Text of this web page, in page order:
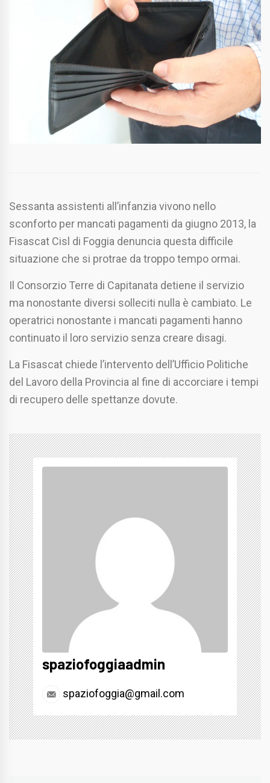
Sessanta assistenti all’infanzia vivono nello
sconforto per mancati pagamenti da giugno 2013, la
Fisascat Cisl di Foggia denuncia questa difficile
situazione che si protrae da troppo tempo ormai.
Il Consorzio Terre di Capitanata detiene il servizio
ma nonostante diversi solleciti nulla è cambiato. Le
operatrici nonostante i mancati pagamenti hanno
continuato il loro servizio senza creare disagi.
La Fisascat chiede l’intervento dell’Ufficio Politiche
del Lavoro della Provincia al fine di accorciare i tempi
di recupero delle spettanze dovute.
spaziofoggiaadmin
spaziofoggia@gmail.com